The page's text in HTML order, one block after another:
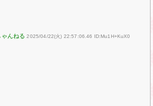
2025/04/22(火) 22:57:06.46 ID:Mu1H+KuX0